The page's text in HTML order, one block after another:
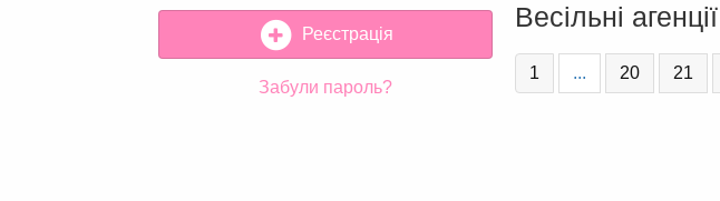
Весільні
1 ... 20 21
Реєстрація
Забули пароль?